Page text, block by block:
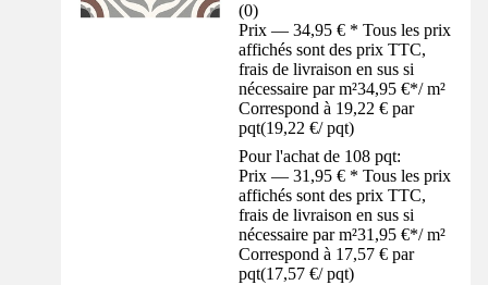
(0)
Prix — 34,95 € * Tous les prix
affichés sont des prix TTC,
frais de livraison en sus si
nécessaire par m²34,95 €*/ m²
Correspond à 19,22 € par
pqt(19,22 €/ pqt)
Pour l'achat de 108 pqt:
Prix — 31,95 € * Tous les prix
affichés sont des prix TTC,
frais de livraison en sus si
nécessaire par m²31,95 €*/ m²
Correspond à 17,57 € par
pqt(17,57 €/ pqt)